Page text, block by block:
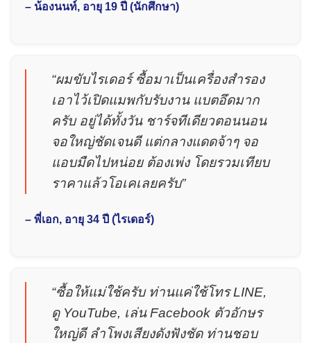
– น้องนนท์, อายุ 19 ปี (นักศึกษา)
“ผมขับไรเดอร์ ซื้อมาเป็นเครื่องสำรอง
เอาไว้เปิดแมพกับรับงาน แบตอึดมาก
ครับ อยู่ได้ทั้งวัน ชาร์จทีเดียวตอนนอน
จอใหญ่ชัดเจนดี แต่กลางแดดจ้าๆ จอ
แอบมืดไปหน่อย ต้องเพ่ง โดยรวมเทียบ
ราคาแล้วโอเคเลยครับ”
– พี่เอก, อายุ 34 ปี (ไรเดอร์)
“ซื้อให้แม่ใช้ครับ ท่านแค่ใช้โทร LINE,
ดู YouTube, เล่น Facebook ตัวอักษร
ใหญ่ดี ลำโพงเสียงดังฟังชัด ท่านชอบ